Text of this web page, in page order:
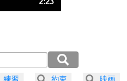
法
怒りを優しさで表現する。
）
練習 約束 映画